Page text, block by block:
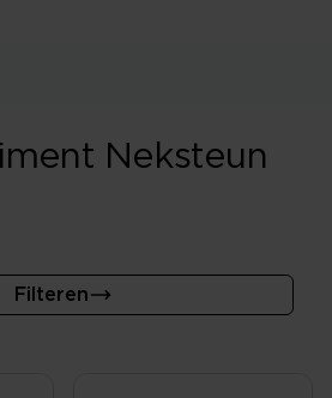
Neksteun
Filteren